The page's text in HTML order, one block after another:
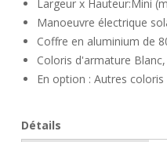
Largeur x Hauteur:Mini
Manoeuvre électrique
Coffre en aluminium de
Coloris d'armature
En option : Autres coloris
Détails